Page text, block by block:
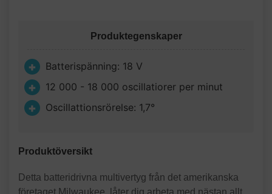
Produktegenskaper
Batterispänning: 18 V
12 000 - 18 000 oscillatiorer per minut
Oscillattionsrörelse: 1,7°
Produktöversikt
Detta batteridrivna multivertyg från det amerikanska
företaget Milwaukee, låter dig arbeta med nästan allt